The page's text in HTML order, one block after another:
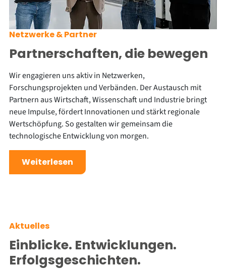
Netzwerke & Partner
Partnerschaften, die bewegen
Wir engagieren uns aktiv in Netzwerken,
Forschungsprojekten und Verbänden. Der Austausch mit
Partnern aus Wirtschaft, Wissenschaft und Industrie bringt
neue Impulse, fördert Innovationen und stärkt regionale
Wertschöpfung. So gestalten wir gemeinsam die
technologische Entwicklung von morgen.
Weiterlesen
Aktuelles
Einblicke. Entwicklungen.
Erfolgsgeschichten.